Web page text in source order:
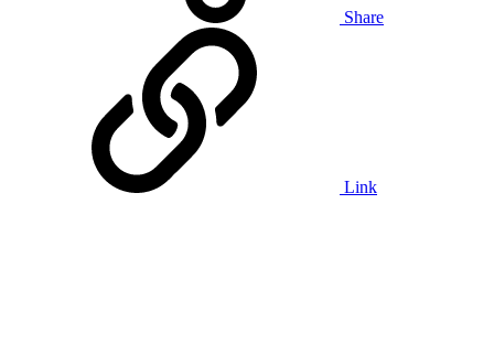
Share
Link